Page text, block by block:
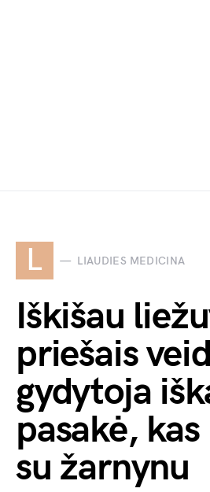
L LIAUDIES MEDICINA
Iškišau
priešais
gydytoja
pasakė,
su žarnynu